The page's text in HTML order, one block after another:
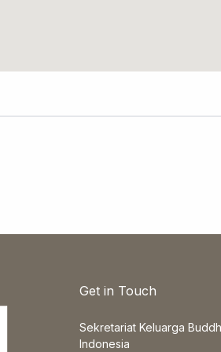
Get in Touch
Sekretariat Keluarga
Indonesia